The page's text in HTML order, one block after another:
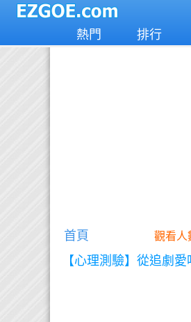
熱門 排行
首頁 觀看人
【心理測驗】從追劇